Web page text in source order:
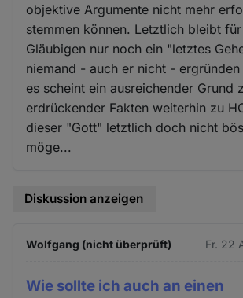
objektive Argumente nicht mehr
stemmen können. Letztlich bleibt
Gläubigen nur noch ein "letztes
niemand - auch er nicht -
es scheint ein ausreichender Grund
erdrückender Fakten weiterhin zu
dieser "Gott" letztlich doch nicht
möge...
Diskussion anzeigen
Wolfgang (nicht überprüft) Fr. 22
Wie sollte ich auch an einen